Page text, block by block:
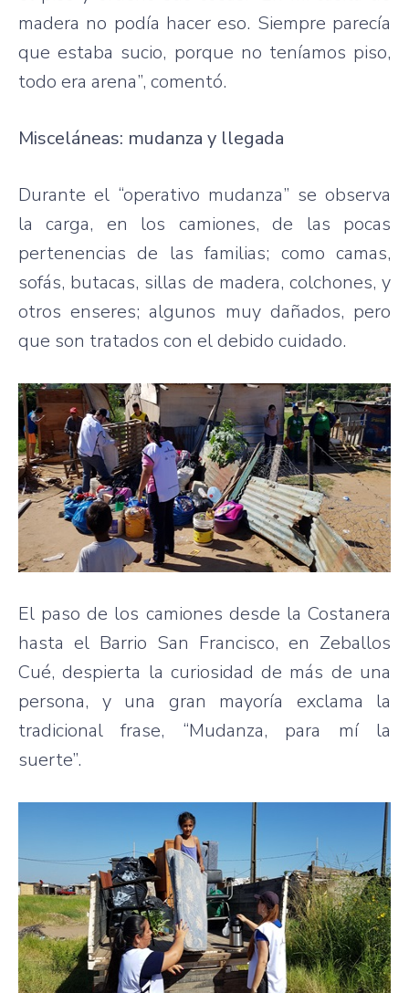
madera no podía hacer eso. Siempre parecía
que estaba sucio, porque no teníamos piso,
todo era arena”, comentó.
Misceláneas: mudanza y llegada
Durante el “operativo mudanza” se observa
la carga, en los camiones, de las pocas
pertenencias de las familias; como camas,
sofás, butacas, sillas de madera, colchones, y
otros enseres; algunos muy dañados, pero
que son tratados con el debido cuidado.
El paso de los camiones desde la Costanera
hasta el Barrio San Francisco, en Zeballos
Cué, despierta la curiosidad de más de una
persona, y una gran mayoría exclama la
tradicional frase, “Mudanza, para mí la
suerte”.